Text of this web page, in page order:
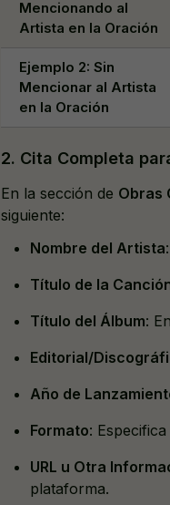
Mencionando al
Artista en la Oración
Ejemplo 2: Sin
Mencionar al Artista
en la Oración
2. Cita Completa
En la sección de Obras
siguiente:
Nombre del Artista
Título de la
Título del Álbum:
Editorial/
Año de
Formato:
URL u Otra
plataforma.